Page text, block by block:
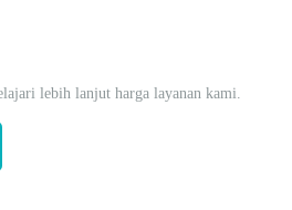
lebih lanjut harga layanan kami.